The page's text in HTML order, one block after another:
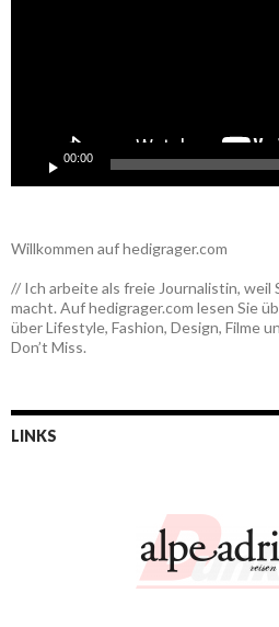
00:00
Willkommen auf hedigrager.com
// Ich arbeite als freie Journalistin, weil
macht. Auf hedigrager.com lesen Sie
über Lifestyle, Fashion, Design, Filme
Don’t Miss.
LINKS